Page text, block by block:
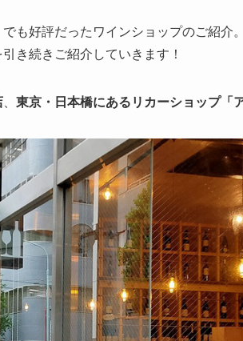
も好評だったワインショップのご紹介。
き続きご紹介していきます！
、 東京・日本橋にあるリカーショップ「